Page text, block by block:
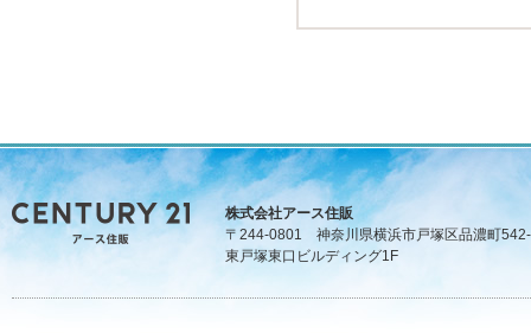
株式会社アース住販
〒244-0801 神奈川県横浜市戸塚区品濃町
東戸塚東口ビルディング1F